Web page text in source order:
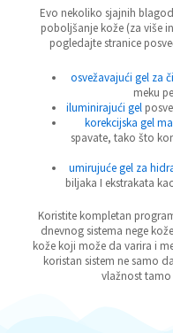
Evo nekoliko sjajnih
poboljšanje kože (za više
pogledajte stranice
osvežavajući gel za
meku
iluminirajući gel
korekcijska gel
spavate, tako što
umirujućegel za
biljaka I ekstrakata
Koristite kompletan
dnevnog sistema nege
kože koji može da varira i
koristan sistem ne samo
vlažnost